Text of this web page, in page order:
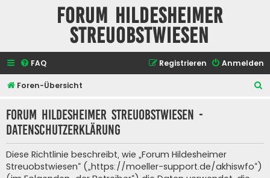
Forum Hildesheimer
Streuobstwiesen
FAQ Anmelden
Registrieren
Foren-Übersicht
Forum Hildesheimer Streuobstwiesen -
Datenschutzerklärung
Diese Richtlinie beschreibt, wie „Forum Hildesheimer
Streuobstwiesen“ („https://moeller-support.de/akhiswfo“)